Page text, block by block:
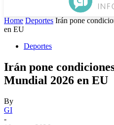
Home Deportes Irán pone
en EU
Deportes
Irán pone
Mundial 2026 en EU
By
GI
-